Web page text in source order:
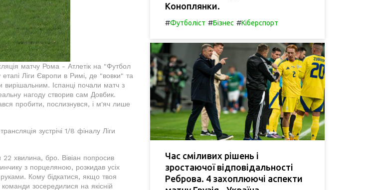
матчу Рома - Атлетік на "Футбол
Ліги Європи в Римі, де "вовки" та
вирішальним. Іспанці почали матч з
нагоду створив сам Довбик.
пробити, послизнувся, і м'яч лише
зустрічі 1/8 фіналу Ліги
22 хвилина, бро. Вівіан попросив
з порцеляною, розкидав усіх
Кому бідкатися, якщо твоя
зосередилися на якісній
Коноплянки.
#Футболіст #Бізнес #Кіберспорт
Час сміливих рішень і
зростаючої відповідальності
Реброва. 4 захоплюючі аспекти